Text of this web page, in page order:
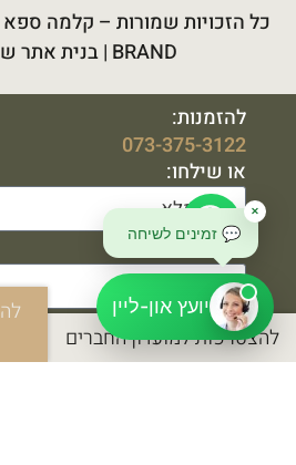
יועץ און-ליין
כל הזכויות שמורות – קלמה ספא
BRAND
|בנית אתר
להצטרפות למועדון החברים
להזמנות:
073-375-3122
או שילחו:
💬 זמינים לשיחה
✕